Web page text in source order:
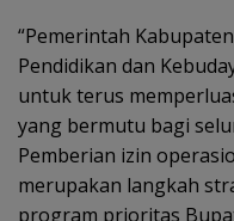
“Pemerintah
Pendidikan dan
untuk terus
yang bermutu bagi
Pemberian izin
merupakan langkah
program prioritas